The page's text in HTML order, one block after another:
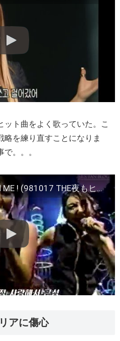
ット曲をよく歌っていた。こ
を練り直すことになりま
。。。
S.E.S. – 抱いて HOLD ON ME ! (981017 THE夜もヒッパレ)
アに傷心